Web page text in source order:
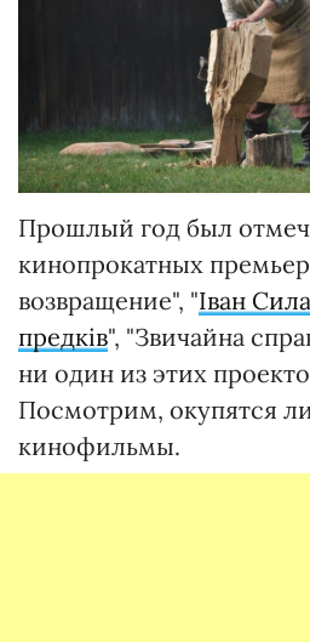
Прошлый год был
кинопрокатных
возвращение", "Іван Сила
предків", "Звичайна
ни один из этих
Посмотрим, окупятся
кинофильмы.